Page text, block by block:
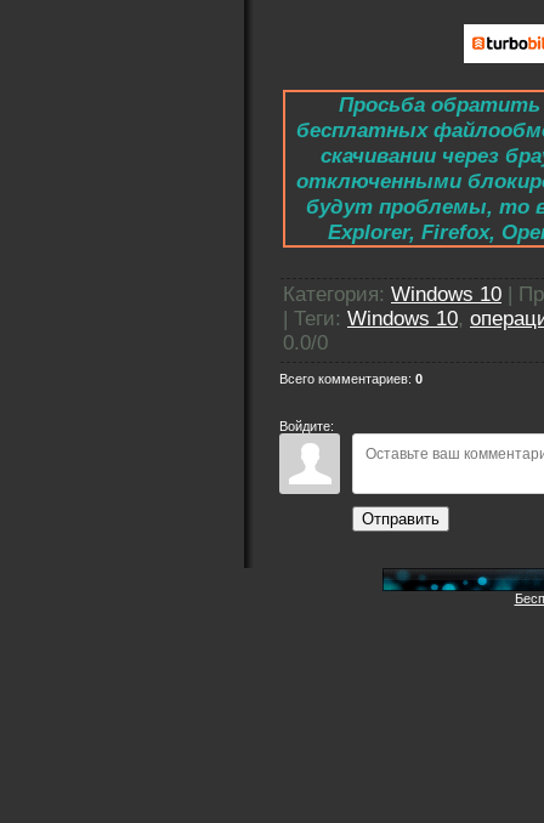
Просьба обратить
бесплатных
скачивании через
отключенными
будут проблемы, то
Explorer, Firefox,
Категория: Windows 10
Теги: Windows 10,
0.0/0
Всего комментариев: 0
Войдите:
Отправить